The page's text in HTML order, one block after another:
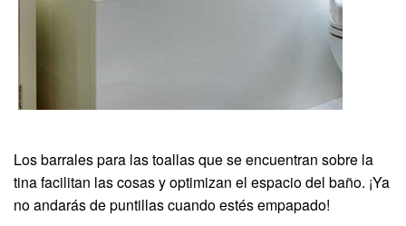
Los barrales para las toallas que se encuentran sobre la
tina facilitan las cosas y optimizan el espacio del baño. ¡Ya
no andarás de puntillas cuando estés empapado!